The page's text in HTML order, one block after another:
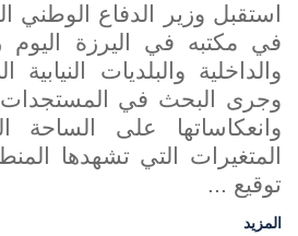
استقبل وزير الدفاع الوطني
في مكتبه في اليرزة اليوم
والداخلية والبلديات
وجرى البحث في المستجدات
وانعكاساتها على الساحة
المتغيرات التي تشهدها
توقيع ...
المزيد